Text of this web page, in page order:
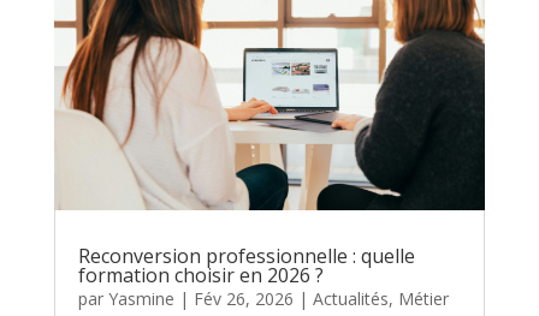
Reconversion professionnelle : quelle
formation choisir en 2026 ?
par Yasmine | Fév 26, 2026 | Actualités, Métier